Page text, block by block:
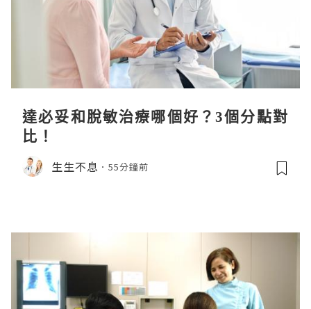
達必妥和脫敏治療哪個好？3個分點對
比！
生生不息 55分鐘前